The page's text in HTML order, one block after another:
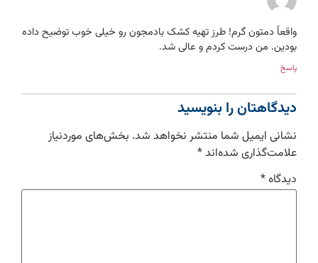
واقعاً دمتون گرم! طرز تهیه کشک بادمجون رو خیلی خوب توضیح داده
بودین. من درست کردم و عالی شد.
پاسخ
دیدگاهتان را بنویسید
نشانی ایمیل شما منتشر نخواهد شد. بخش‌های موردنیاز
علامت‌گذاری شده‌اند*
دیدگاه*